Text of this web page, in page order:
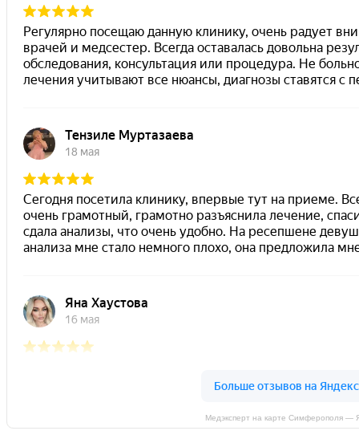
Медэксперт на карте Симферополя —